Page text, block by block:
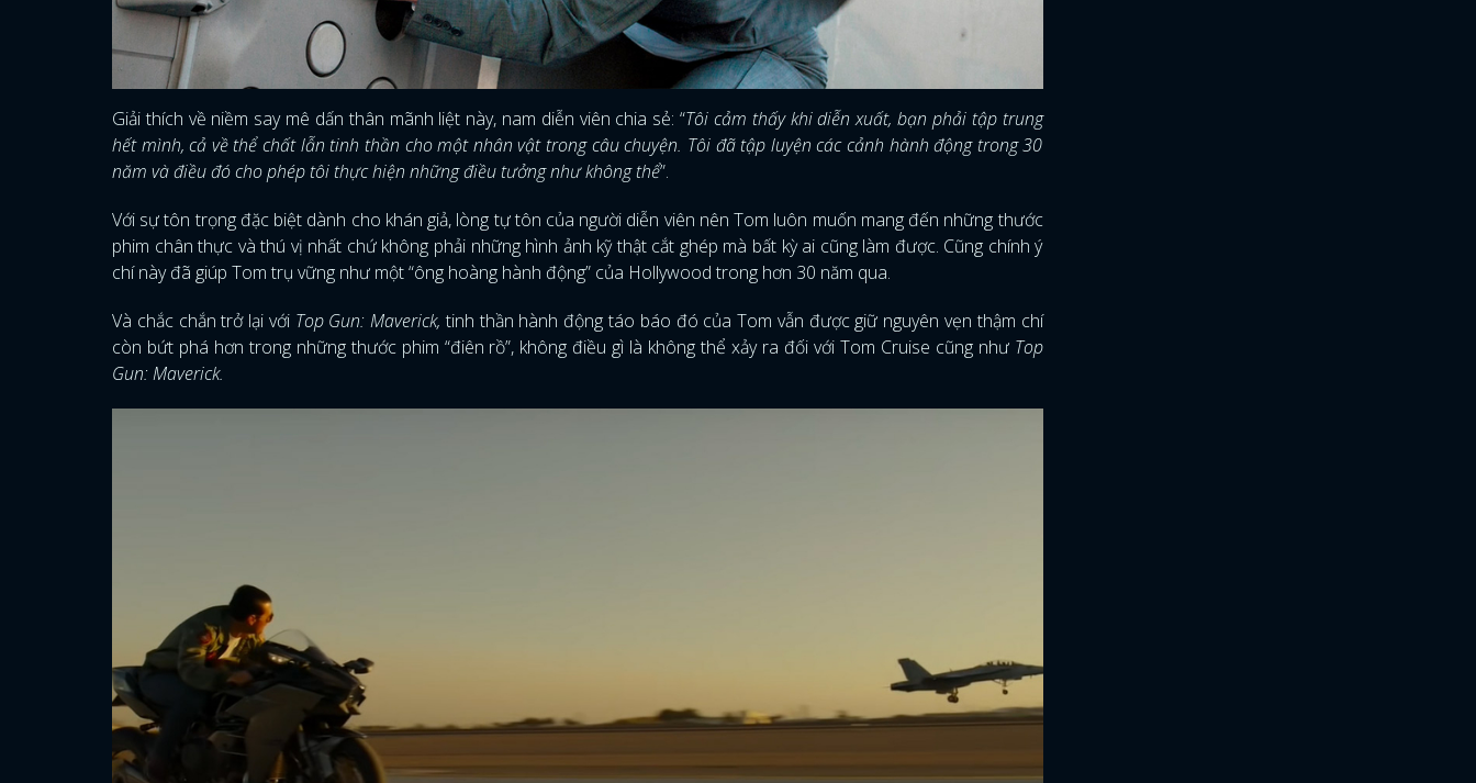
ĐĂNG NHẬP
FACEBOOK GOOGLE
Giải thích về niềm say mê dấn thân mãnh liệt này, nam diễn viên chia sẻ: “Tôi cảm thấy khi diễn xuất, bạn phải tập trung
hết mình, cả về thể chất lẫn tinh thần cho một nhân vật trong câu chuyện. Tôi đã tập luyện các cảnh hành động trong 30
năm và điều đó cho phép tôi thực hiện những điều tưởng như không thể”.
Với sự tôn trọng đặc biệt dành cho khán giả, lòng tự tôn của người diễn viên nên Tom luôn muốn mang đến những thước
phim chân thực và thú vị nhất chứ không phải những hình ảnh kỹ thật cắt ghép mà bất kỳ ai cũng làm được. Cũng chính ý
chí này đã giúp Tom trụ vững như một “ông hoàng hành động” của Hollywood trong hơn 30 năm qua.
Và chắc chắn trở lại với Top Gun: Maverick, tinh thần hành động táo báo đó của Tom vẫn được giữ nguyên vẹn thậm chí
còn bứt phá hơn trong những thước phim “điên rồ”, không điều gì là không thể xảy ra đối với Tom Cruise cũng như Top
Gun: Maverick.